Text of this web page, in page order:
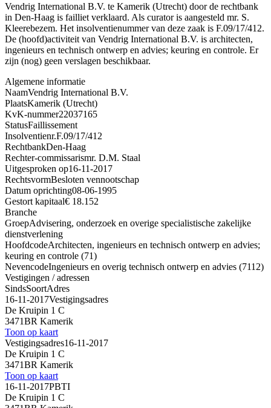
Vendrig International B.V. te Kamerik (Utrecht) door de rechtbank
in Den-Haag is failliet verklaard. Als curator is aangesteld mr. S.
Kleerebezem. Het insolventienummer van deze zaak is F.09/17/412.
De (hoofd)activiteit van Vendrig International B.V. is architecten,
ingenieurs en technisch ontwerp en advies; keuring en controle. Er
zijn (nog) geen verslagen beschikbaar.
Algemene informatie
NaamVendrig International B.V.
PlaatsKamerik (Utrecht)
KvK-nummer22037165
StatusFaillissement
Insolventienr.F.09/17/412
RechtbankDen-Haag
Rechter-commissarismr. D.M. Staal
Uitgesproken op16-11-2017
RechtsvormBesloten vennootschap
Datum oprichting08-06-1995
Gestort kapitaal€ 18.152
Branche
GroepAdvisering, onderzoek en overige specialistische zakelijke
dienstverlening
HoofdcodeArchitecten, ingenieurs en technisch ontwerp en advies;
keuring en controle (71)
NevencodeIngenieurs en overig technisch ontwerp en advies (7112)
Vestigingen / adressen
SindsSoortAdres
16-11-2017Vestigingsadres
De Kruipin 1 C
3471BR Kamerik
Toon op kaart
Vestigingsadres16-11-2017
De Kruipin 1 C
3471BR Kamerik
Toon op kaart
16-11-2017PBTI
De Kruipin 1 C